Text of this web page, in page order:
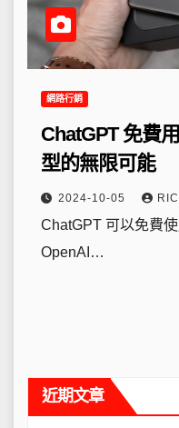
網路行銷
ChatGPT 免費
型的無限可能
2024-10-05
ChatGPT 可以免費
OpenAI…
近期文章